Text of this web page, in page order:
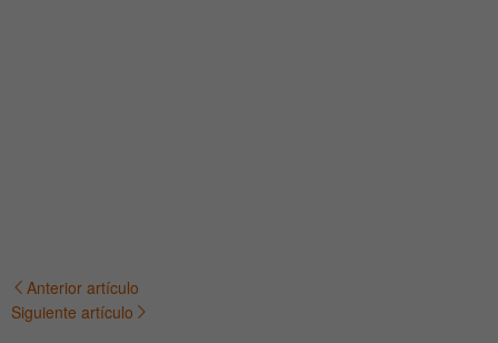
Navegación
Anterior artículo
Siguiente artículo